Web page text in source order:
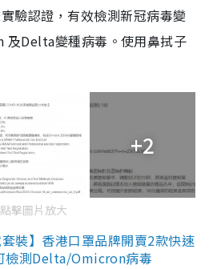
驗認證，有效檢測新冠病毒變
Delta變種病毒。使用鼻拭子
+2
點擊圖片放大
裝】香港口罩品牌開賣2款快速
檢測Delta/Omicron病毒